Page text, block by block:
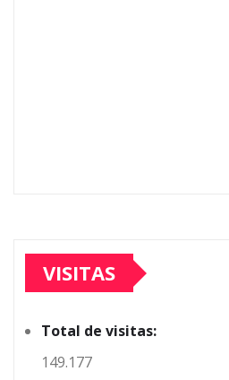
VISITAS
Total de visitas:
149.177